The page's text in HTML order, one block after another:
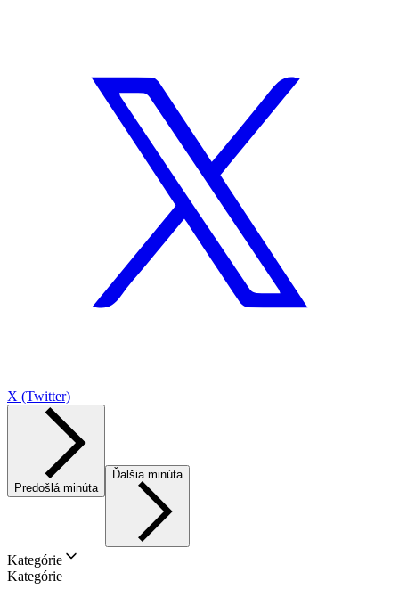
X (Twitter)
Predošlá minúta
Ďalšia minúta
Kategórie
Kategórie